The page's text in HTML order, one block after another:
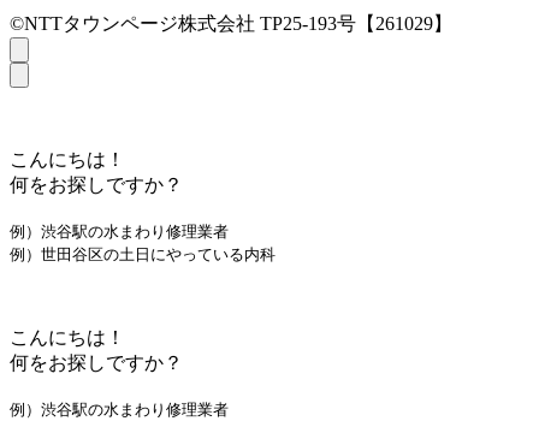
©NTTタウンページ株式会社 TP25-193号【261029】
こんにちは！
何をお探しですか？
例）渋谷駅の水まわり修理業者
例）世田谷区の土日にやっている内科
こんにちは！
何をお探しですか？
例）渋谷駅の水まわり修理業者